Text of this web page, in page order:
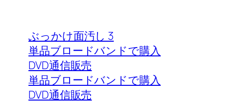
ぶっかけ面汚し 3
単品ブロードバンドで購入
DVD通信販売
単品ブロードバンドで購入
DVD通信販売